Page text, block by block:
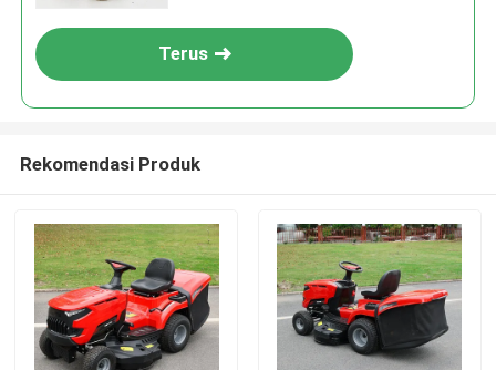
Kirimkan
Terus
Rekomendasi Produk